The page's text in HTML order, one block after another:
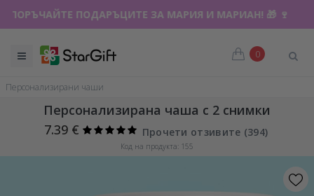
ПОРЪЧАЙТЕ ПОДАРЪЦИТЕ ЗА МАРИЯ И МАРИАН! 🎁 🍷
ЛЯТНА РАЗПРОДАЖБА 🌴 ДО -40% ОТСТЪПКА ЗА НАД
0
Персонализирани чаши
Персонализирана чаша с 2 снимки
7.39 €
Прочети отзивите (394)
Код на продукта: 155